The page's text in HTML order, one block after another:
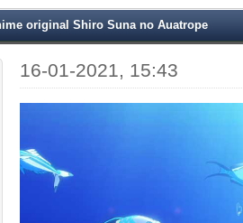
original Shiro Suna no Auatrope
16-01-2021, 15:43